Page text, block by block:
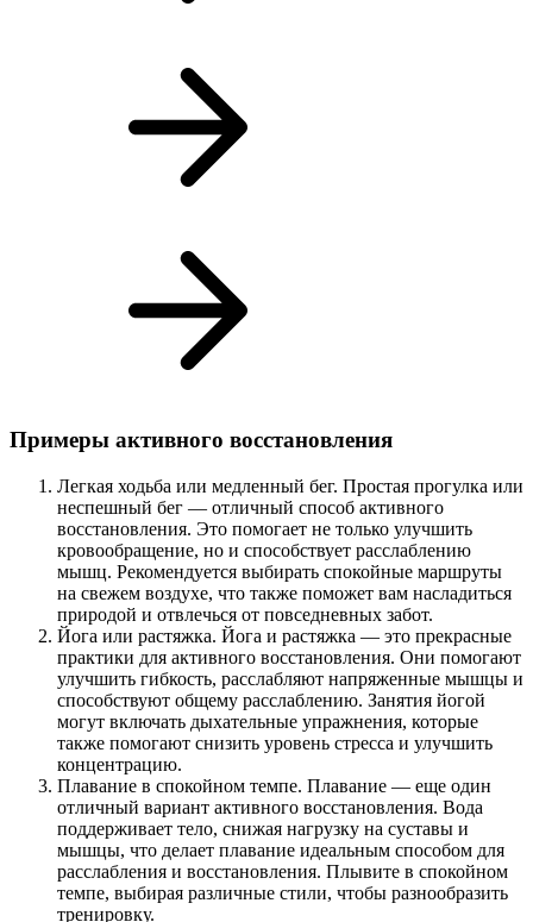
Примеры активного восстановления
Легкая ходьба или медленный бег. Простая прогулка или
неспешный бег — отличный способ активного
восстановления. Это помогает не только улучшить
кровообращение, но и способствует расслаблению
мышц. Рекомендуется выбирать спокойные маршруты
на свежем воздухе, что также поможет вам насладиться
природой и отвлечься от повседневных забот.
Йога или растяжка. Йога и растяжка — это прекрасные
практики для активного восстановления. Они помогают
улучшить гибкость, расслабляют напряженные мышцы и
способствуют общему расслаблению. Занятия йогой
могут включать дыхательные упражнения, которые
также помогают снизить уровень стресса и улучшить
концентрацию.
Плавание в спокойном темпе. Плавание — еще один
отличный вариант активного восстановления. Вода
поддерживает тело, снижая нагрузку на суставы и
мышцы, что делает плавание идеальным способом для
расслабления и восстановления. Плывите в спокойном
темпе, выбирая различные стили, чтобы разнообразить
тренировку.